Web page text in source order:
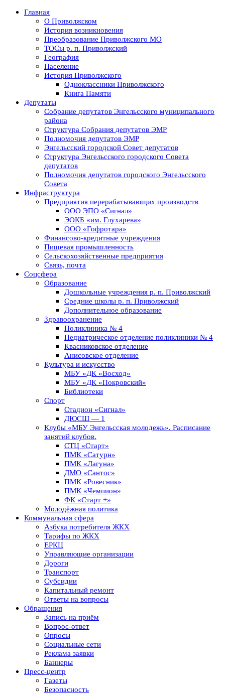
Главная
О Приволжском
История возникновения
Преобразование Приволжского МО
ТОСы р. п. Приволжский
География
Население
История Приволжского
Одноклассники Приволжского
Книга Памяти
Депутаты
Собрание депутатов Энгельсского муниципального
района
Структура Собрания депутатов ЭМР
Полномочия депутатов ЭМР
Энгельсский городской Совет депутатов
Структура Энгельсского городского Совета
депутатов
Полномочия депутатов городского Энгельсского
Совета
Инфраструктура
Предприятия перерабатывающих производств
ООО ЭПО «Сигнал»
ЭОКБ «им. Глухарева»
ООО «Гофротара»
Финансово-кредитные учреждения
Пищевая промышленность
Сельскохозяйственные предприятия
Связь, почта
Соцсфера
Образование
Дошкольные учреждения р. п. Приволжский
Средние школы р. п. Приволжский
Дополнительное образование
Здравоохранение
Поликлиника № 4
Педиатрическое отделение поликлиники № 4
Квасниковское отделение
Анисовское отделение
Культура и искусство
МБУ «ДК «Восход»
МБУ «ДК «Покровский»
Библиотеки
Спорт
Стадион «Сигнал»
ДЮСШ — 1
Клубы «МБУ Энгельсская молодежь». Расписание
занятий клубов.
СТЦ «Старт»
ПМК «Сатурн»
ПМК «Лагуна»
ДМО «Сантос»
ПМК «Ровесник»
ПМК «Чемпион»
ФК «Старт +»
Молодёжная политика
Коммунальная сфера
Азбука потребителя ЖКХ
Тарифы по ЖКХ
ЕРКЦ
Управляющие организации
Дороги
Транспорт
Субсидии
Капитальный ремонт
Ответы на вопросы
Обращения
Запись на приём
Вопрос-ответ
Опросы
Социальные сети
Реклама заявки
Баннеры
Пресс-центр
Газеты
Безопасность